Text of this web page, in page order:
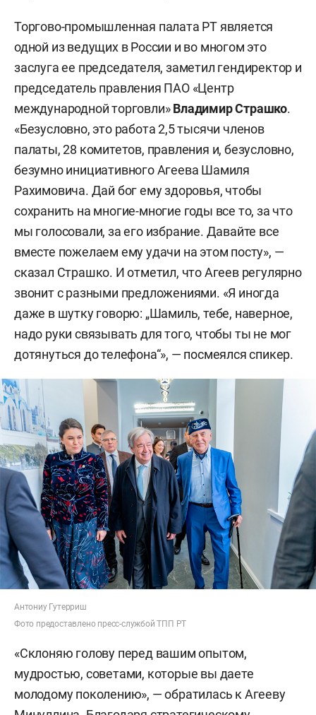
Торгово-промышленная палата РТ является
одной из ведущих в России и во многом это
заслуга ее председателя, заметил гендиректор и
председатель правления ПАО «Центр
международной торговли»Владимир Страшко.
«Безусловно, это работа 2,5 тысячи членов
палаты, 28 комитетов, правления и, безусловно,
безумно инициативного Агеева Шамиля
Рахимовича. Дай бог ему здоровья, чтобы
сохранить на многие-многие годы все то, за что
мы голосовали, за его избрание. Давайте все
вместе пожелаем ему удачи на этом посту», —
сказал Страшко. И отметил, что Агеев регулярно
звонит с разными предложениями. «Я иногда
даже в шутку говорю: „Шамиль, тебе, наверное,
надо руки связывать для того, чтобы ты не мог
дотянуться до телефона“», — посмеялся спикер.
Антониу Гутерриш
Фото предоставлено пресс-службой ТПП РТ
«Склоняю голову перед вашим опытом,
мудростью, советами, которые вы даете
молодому поколению», — обратилась к Агееву